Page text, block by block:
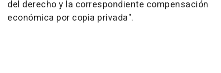
del derecho y la correspondiente compensación
económica por copia privada".